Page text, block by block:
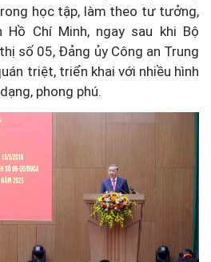
học tập, làm theo tư tưởng,
Chí Minh, ngay sau khi Bộ
số 05, Đảng ủy Công an Trung
triệt, triển khai với nhiều hình
phong phú.